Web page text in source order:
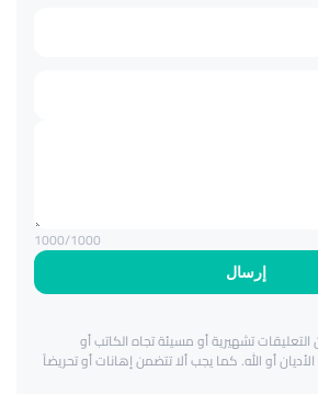
إرسال
1000/1000
تشهيرية أو مسيئة تجاه الكاتب أو
أو الله. كما يجب ألا تتضمن إهانات أو تحريضاً